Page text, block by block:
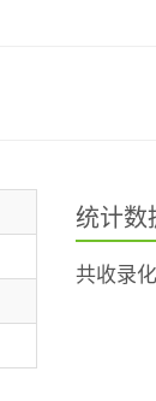
统计数
共收录